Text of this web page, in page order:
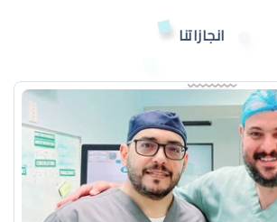
انجازاتنا